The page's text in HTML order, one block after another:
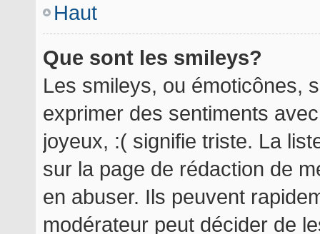
Haut
Que sont les smileys?
Les smileys, ou émoticônes,
exprimer des sentiments
joyeux, :( signifie triste. La
sur la page de rédaction de
en abuser. Ils peuvent
modérateur peut décider de